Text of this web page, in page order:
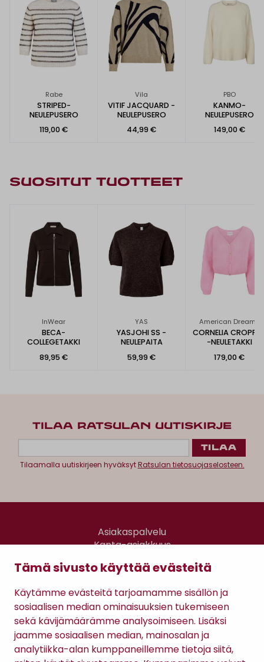
Tämä sivusto käyttää evästeitä
Käytämme evästeitä tarjoamamme sisällön ja
sosiaalisen median ominaisuuksien tukemiseen
sekä kävijämäärämme analysoimiseen. Lisäksi
jaamme sosiaalisen median, mainosalan ja
analytiikka-alan kumppaneillemme tietoja siitä,
Rabe
STRIPED-
NEULEPUSERO
119,00 €
Vila
VITIF JACQUARD -
NEULEPUSERO
44,99 €
PBO
KANMO-
NEULEPUSERO
149,00 €
SUOSITUT TUOTTEET
InWear
BECA-
COLLEGETAKKI
89,95 €
YAS
YASJOHI SS -
NEULEPAITA
59,99 €
American Dreams
CORNELIA
-NEULETAKKI
179,00 €
TILAA RATSULAN UUTISKIRJE
Tilaamalla uutiskirjeen hyväksytRatsulan tietosuojaselosteen.
Asiakaspalvelu
Kanta-asiakkuus
Gomee Ratsula Café
Sopimusehdot
Tietosuojaseloste
Maksutavat